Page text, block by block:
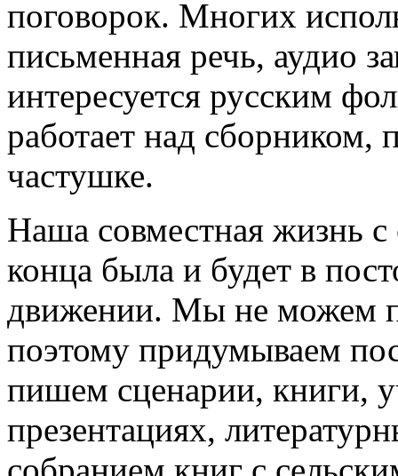
поговорок. Многих
письменная речь, аудио
интересуется русским
работает над
частушке.
Наша совместная жизнь с
конца была и будет в
движении. Мы не можем
поэтому придумываем
пишем сценарии, книги,
презентациях,